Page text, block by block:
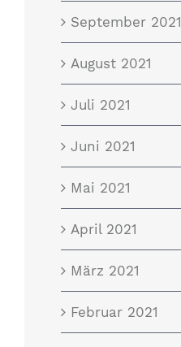
September 2021
August 2021
Juli 2021
Juni 2021
Mai 2021
April 2021
März 2021
Februar 2021